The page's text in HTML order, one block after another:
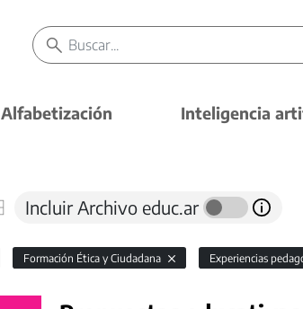
Alfabetización Inteligencia
Incluir Archivo educ.ar
Formación Ética y Ciudadana Experiencias